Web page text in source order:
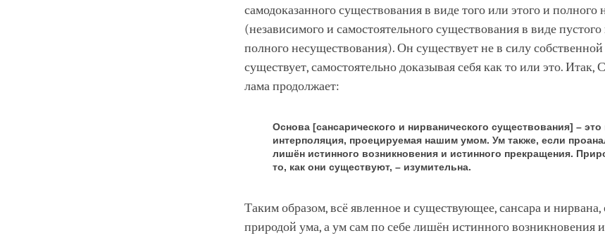
самодоказанного существования в виде того или этого и полного
(независимого и самостоятельного существования в виде
полного несуществования). Он существует не в силу
существует, самостоятельно доказывая себя как то или это. Итак,
лама продолжает:
Основа [сансарического и нирванического существования] –
интерполяция, проецируемая нашим умом. Ум также, если
лишён истинного возникновения и истинного прекращения.
то, как они существуют, – изумительна.
Таким образом, всё явленное и существующее, сансара и нирвана,
природой ума, а ум сам по себе лишён истинного возникновения